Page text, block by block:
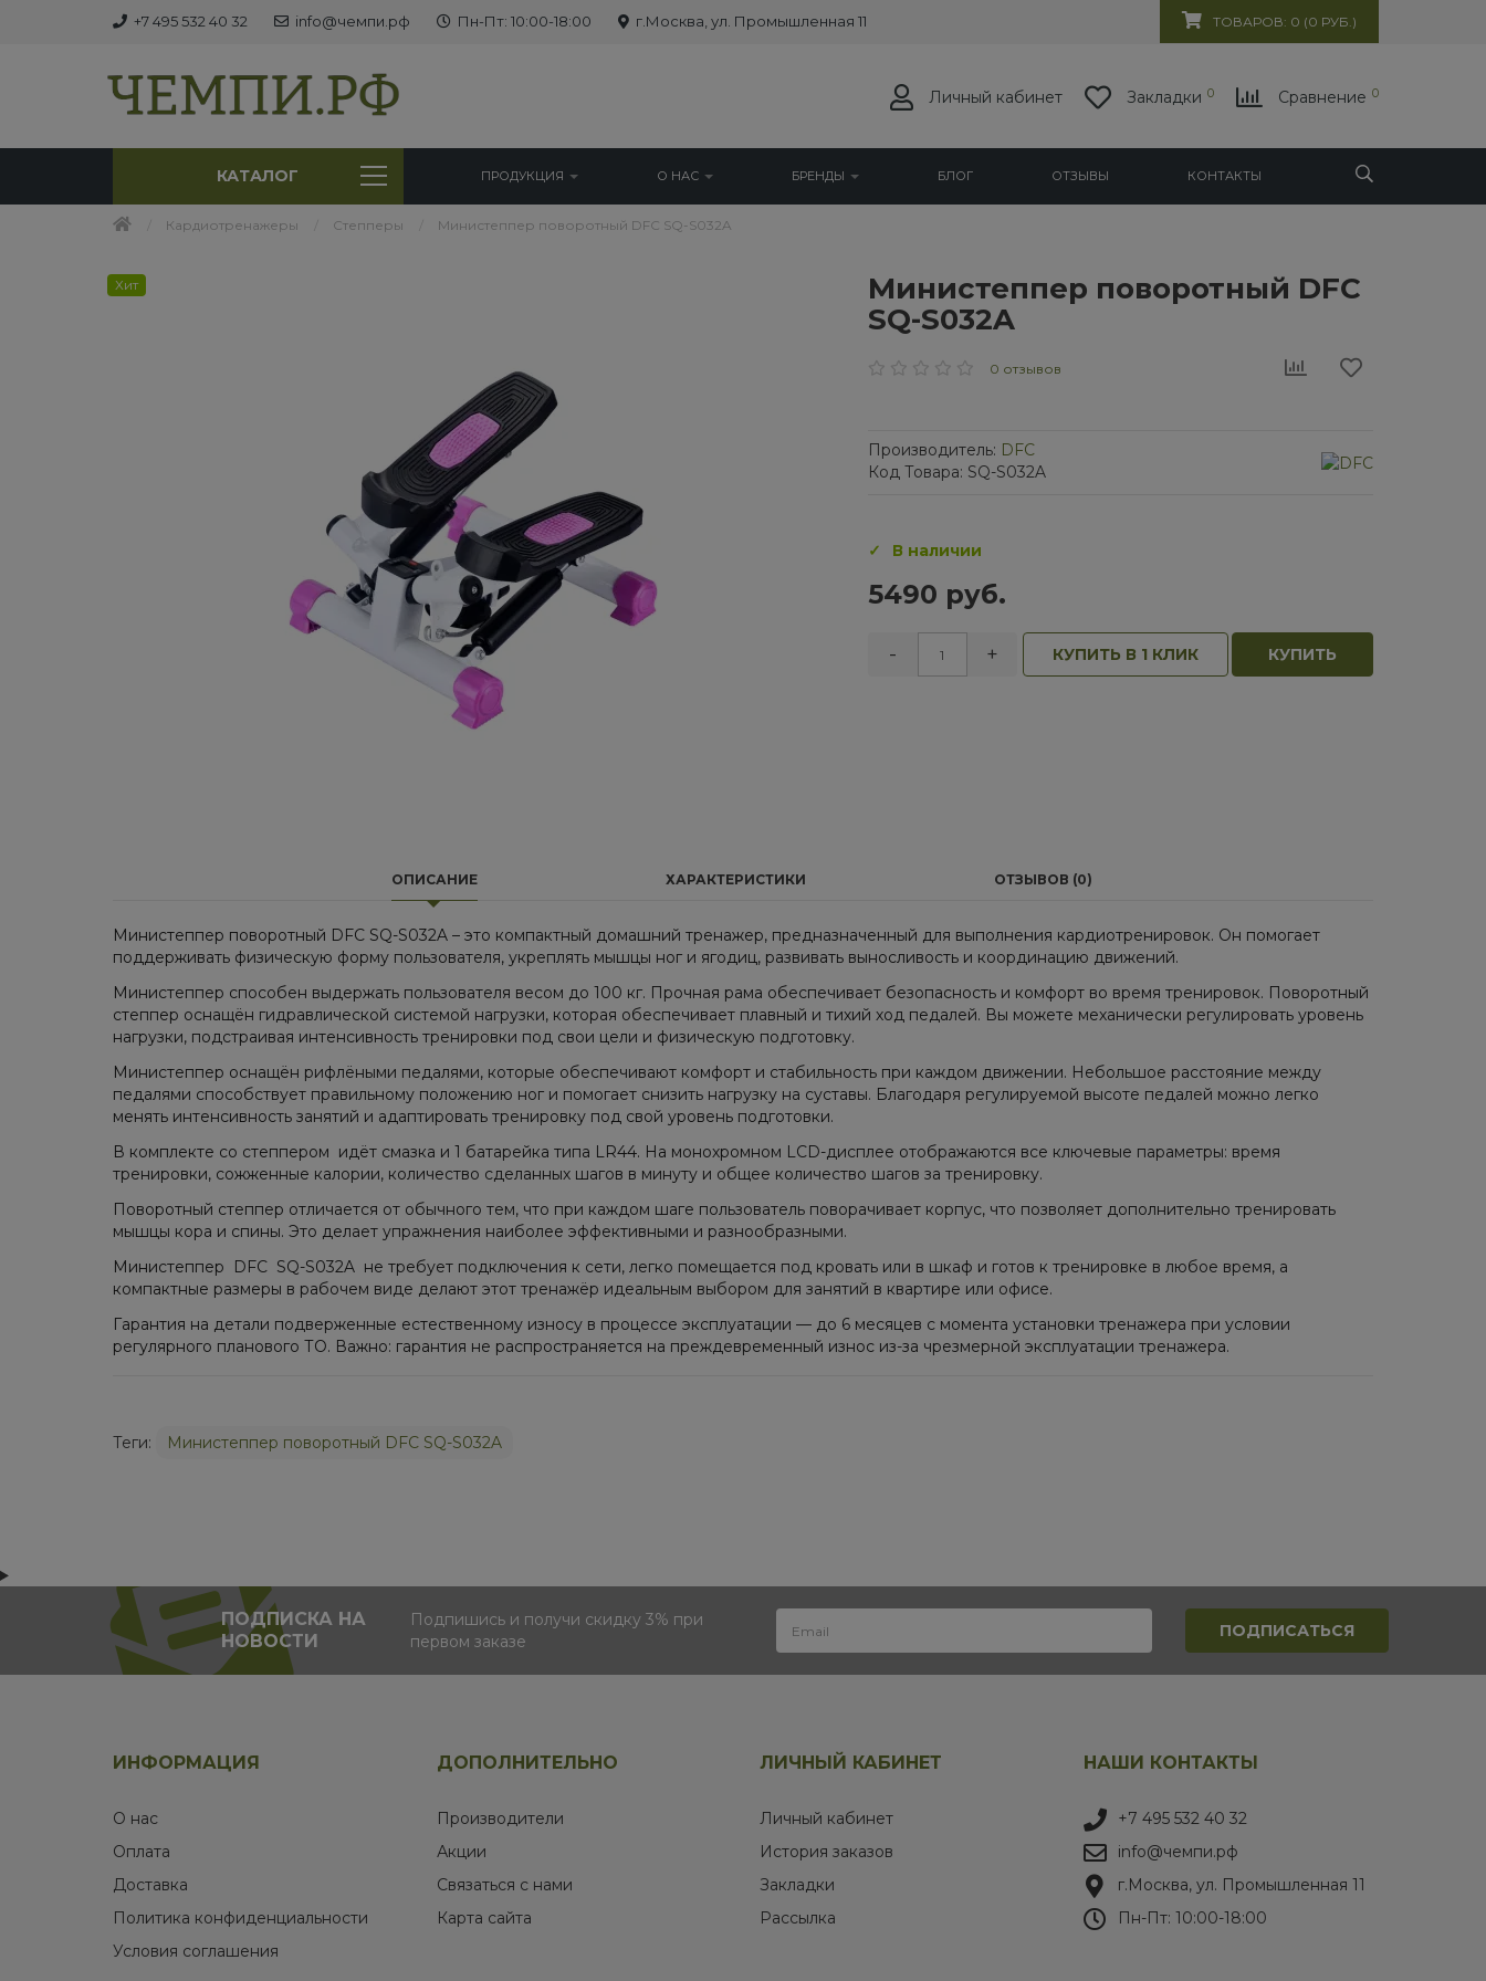
+7 495 532 40 32 info@чемпи.рф Пн-Пт: 10:00-18:00 г.Москва, ул. Промышленная 11 ТОВАРОВ: 0 (0 РУБ.)
Личный кабинет Закладки 0 Сравнение 0
КАТАЛОГ ПРОДУКЦИЯ О НАС БРЕНДЫ БЛОГ ОТЗЫВЫ КОНТАКТЫ
Кардиотренажеры Степперы Министеппер поворотный DFC SQ-S032A
Хит
Министеппер поворотный DFC
SQ-S032A
0 отзывов
Производитель: DFC
Код Товара: SQ-S032A
В наличии
5490 руб.
- + КУПИТЬ В 1 КЛИК КУПИТЬ
ОПИСАНИЕ ХАРАКТЕРИСТИКИ ОТЗЫВОВ (0)
Министеппер поворотный DFC SQ-S032A – это компактный домашний тренажер, предназначенный для выполнения кардиотренировок. Он помогает
поддерживать физическую форму пользователя, укреплять мышцы ног и ягодиц, развивать выносливость и координацию движений.
Министеппер способен выдержать пользователя весом до 100 кг. Прочная рама обеспечивает безопасность и комфорт во время тренировок. Поворотный
степпер оснащён гидравлической системой нагрузки, которая обеспечивает плавный и тихий ход педалей. Вы можете механически регулировать уровень
нагрузки, подстраивая интенсивность тренировки под свои цели и физическую подготовку.
Министеппер оснащён рифлёными педалями, которые обеспечивают комфорт и стабильность при каждом движении. Небольшое расстояние между
педалями способствует правильному положению ног и помогает снизить нагрузку на суставы. Благодаря регулируемой высоте педалей можно легко
менять интенсивность занятий и адаптировать тренировку под свой уровень подготовки.
В комплекте со степпером идёт смазка и 1 батарейка типа LR44. На монохромном LCD-дисплее отображаются все ключевые параметры: время
тренировки, сожженные калории, количество сделанных шагов в минуту и общее количество шагов за тренировку.
Поворотный степпер отличается от обычного тем, что при каждом шаге пользователь поворачивает корпус, что позволяет дополнительно тренировать
мышцы кора и спины. Это делает упражнения наиболее эффективными и разнообразными.
Министеппер DFC SQ-S032A не требует подключения к сети, легко помещается под кровать или в шкаф и готов к тренировке в любое время, а
компактные размеры в рабочем виде делают этот тренажёр идеальным выбором для занятий в квартире или офисе.
Гарантия на детали подверженные естественному износу в процессе эксплуатации — до 6 месяцев с момента установки тренажера при условии
регулярного планового ТО. Важно: гарантия не распространяется на преждевременный износ из-за чрезмерной эксплуатации тренажера.
Теги: Министеппер поворотный DFC SQ-S032A
ПОДПИСКА НА
НОВОСТИ
Подпишись и получи скидку 3% при
первом заказе
ИНФОРМАЦИЯ
О нас
Оплата
Доставка
Политика конфиденциальности
Условия соглашения
ДОПОЛНИТЕЛЬНО
Производители
Акции
Связаться с нами
Карта сайта
ЛИЧНЫЙ КАБИНЕТ
Личный кабинет
История заказов
Закладки
Рассылка
НАШИ КОНТАКТЫ
+7 495 532 40 32
info@чемпи.рф
г.Москва, ул. Промышленная 11
Пн-Пт: 10:00-18:00